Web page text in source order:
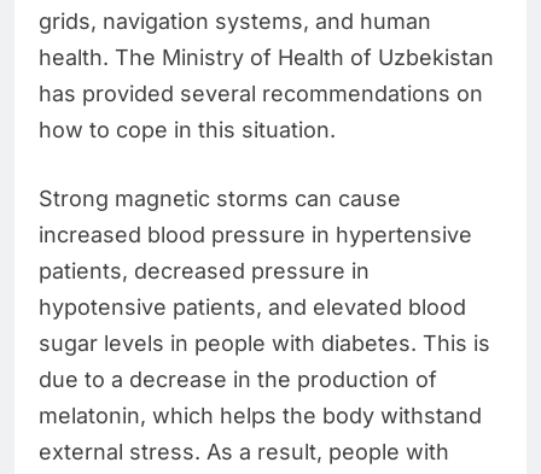
grids, navigation systems, and human
health. The Ministry of Health of Uzbekistan
has provided several recommendations on
how to cope in this situation.
Strong magnetic storms can cause
increased blood pressure in hypertensive
patients, decreased pressure in
hypotensive patients, and elevated blood
sugar levels in people with diabetes. This is
due to a decrease in the production of
melatonin, which helps the body withstand
external stress. As a result, people with